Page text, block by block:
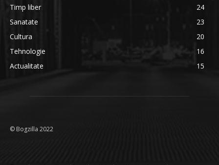
Timp liber
24
Sanatate
23
Cultura
20
Tehnologie
16
Actualitate
15
© Bogzilla 2022